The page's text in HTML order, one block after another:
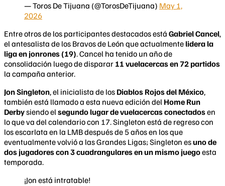
— Toros De Tijuana (@TorosDeTijuana) May 1,
2026
Entre otros de los participantes destacados está Gabriel Cancel,
el antesalista de los Bravos de León que actualmente lidera la
liga en jonrones (19). Cancel ha tenido un año de
consolidación luego de disparar 11 vuelacercas en 72 partidos
la campaña anterior.
Jon Singleton, el inicialista de los Diablos Rojos del México,
también está llamado a esta nueva edición del Home Run
Derbysiendo elsegundo lugar de vuelacercas conectadosen
lo que va del calendario con 17. Singleton está de regreso con
los escarlata en la LMB después de 5 años en los que
eventualmente volvió a las Grandes Ligas; Singleton esuno de
dos jugadores con 3 cuadrangulares en un mismo juegoesta
temporada.
¡Jon está intratable!